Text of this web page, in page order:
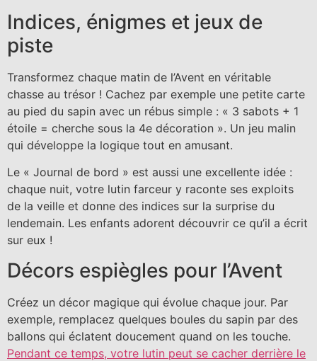
Indices, énigmes et jeux de
piste
Transformez chaque matin de l’Avent en véritable
chasse au trésor ! Cachez par exemple une petite carte
au pied du sapin avec un rébus simple : « 3 sabots + 1
étoile = cherche sous la 4e décoration ». Un jeu malin
qui développe la logique tout en amusant.
Le « Journal de bord » est aussi une excellente idée :
chaque nuit, votre lutin farceur y raconte ses exploits
de la veille et donne des indices sur la surprise du
lendemain. Les enfants adorent découvrir ce qu’il a écrit
sur eux !
Décors espiègles pour l’Avent
Créez un décor magique qui évolue chaque jour. Par
exemple, remplacez quelques boules du sapin par des
ballons qui éclatent doucement quand on les touche.
Pendant ce temps, votre lutin peut se cacher derrière le